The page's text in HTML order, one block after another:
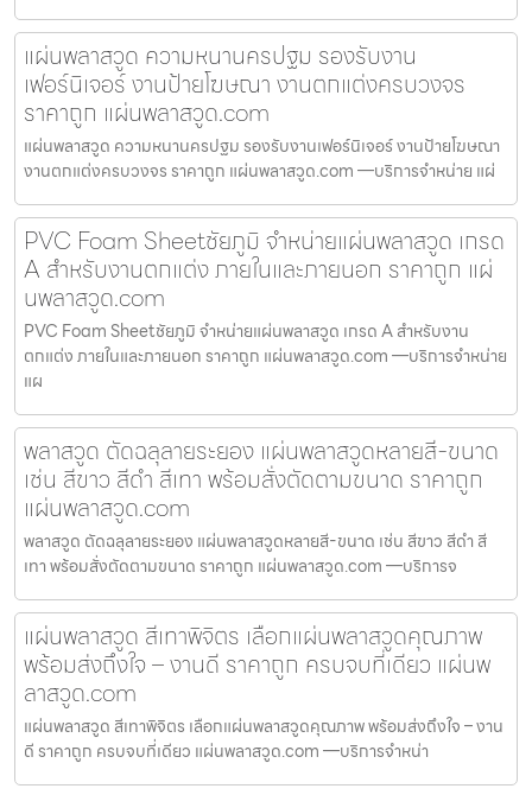
แผ่นพลาสวูด ความหนานครปฐม รองรับงาน
เฟอร์นิเจอร์ งานป้ายโฆษณา งานตกแต่งครบวงจร
ราคาถูก แผ่นพลาสวูด.com
แผ่นพลาสวูด ความหนานครปฐม รองรับงานเฟอร์นิเจอร์ งานป้ายโฆษณา
งานตกแต่งครบวงจร ราคาถูก แผ่นพลาสวูด.com —บริการจำหน่าย แผ่
PVC Foam Sheetชัยภูมิ จำหน่ายแผ่นพลาสวูด เกรด
A สำหรับงานตกแต่ง ภายในและภายนอก ราคาถูก แผ่
นพลาสวูด.com
PVC Foam Sheetชัยภูมิ จำหน่ายแผ่นพลาสวูด เกรด A สำหรับงาน
ตกแต่ง ภายในและภายนอก ราคาถูก แผ่นพลาสวูด.com —บริการจำหน่าย
แผ
พลาสวูด ตัดฉลุลายระยอง แผ่นพลาสวูดหลายสี-ขนาด
เช่น สีขาว สีดำ สีเทา พร้อมสั่งตัดตามขนาด ราคาถูก
แผ่นพลาสวูด.com
พลาสวูด ตัดฉลุลายระยอง แผ่นพลาสวูดหลายสี-ขนาด เช่น สีขาว สีดำ สี
เทา พร้อมสั่งตัดตามขนาด ราคาถูก แผ่นพลาสวูด.com —บริการจ
แผ่นพลาสวูด สีเทาพิจิตร เลือกแผ่นพลาสวูดคุณภาพ
พร้อมส่งถึงใจ – งานดี ราคาถูก ครบจบที่เดียว แผ่นพ
ลาสวูด.com
แผ่นพลาสวูด สีเทาพิจิตร เลือกแผ่นพลาสวูดคุณภาพ พร้อมส่งถึงใจ – งาน
ดี ราคาถูก ครบจบที่เดียว แผ่นพลาสวูด.com —บริการจำหน่า